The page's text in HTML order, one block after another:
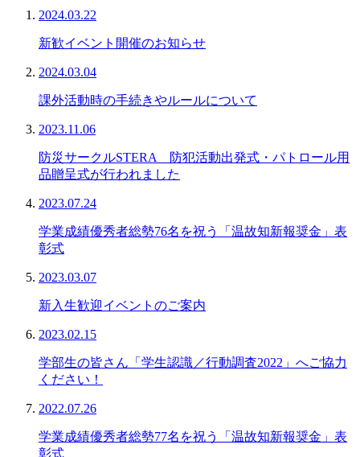
2024.03.22
新歓イベント開催のお知らせ
2024.03.04
課外活動時の手続きやルールについて
2023.11.06
防災サークルSTERA 防犯活動出発式・パトロール用
品贈呈式が行われました
2023.07.24
学業成績優秀者総勢76名を祝う「温故知新報奨金」表
彰式
2023.03.07
新入生歓迎イベントのご案内
2023.02.15
学部生の皆さん「学生認識／行動調査2022」へご協力
ください！
2022.07.26
学業成績優秀者総勢77名を祝う「温故知新報奨金」表
彰式